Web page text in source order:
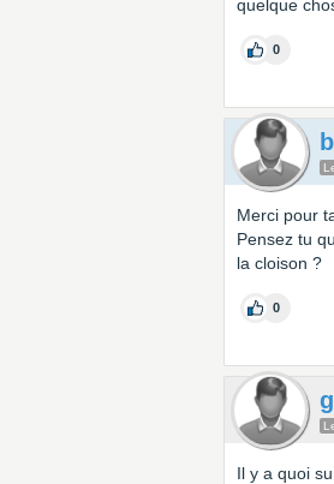
quelque
0
Merci pour
Pensez tu
la cloison ?
0
Il y a quoi